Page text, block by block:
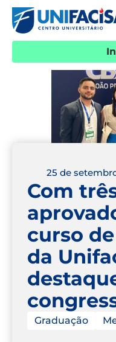
25 de
Com
curso
da
Graduação